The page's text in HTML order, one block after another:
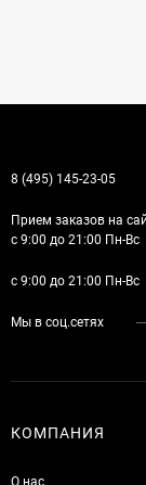
8 (495) 145-23-05
Прием заказов на
с 9:00 до 21:00 Пн-Вс
с 9:00 до 21:00 Пн-Вс
Мы в соц.сетях
КОМПАНИЯ
О нас